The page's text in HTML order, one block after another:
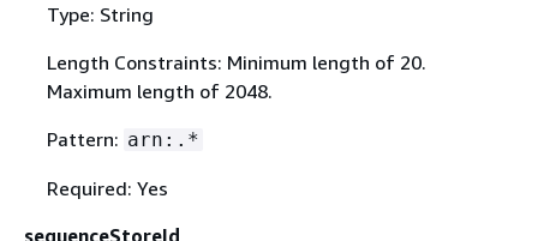
Type: String
Length Constraints: Minimum length of 20.
Maximum length of 2048.
Pattern: arn:.*
Required: Yes
sequenceStoreId